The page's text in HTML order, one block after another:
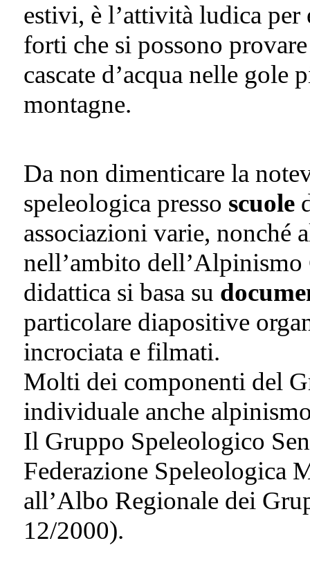
estivi, è l’attività ludica
forti che si possono
cascate d’acqua nelle gole
montagne.
Da non dimenticare la
speleologica presso scuole
associazioni varie, nonché
nell’ambito
didattica si basa su
particolare diapositive
incrociata e filmati.
Molti dei componenti del
individuale anche
Il Gruppo Speleologico
Federazione Speleologica
all’Albo Regionale dei
12/2000).